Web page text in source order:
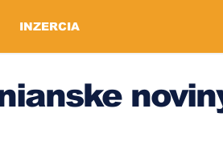
INZERCIA